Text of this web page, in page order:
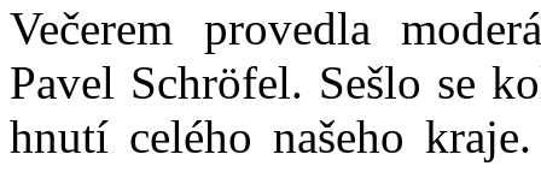
Večerem provedla
Pavel Schröfel. Sešlo se
hnutí celého našeho